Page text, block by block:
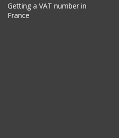
Getting a VAT number in
France